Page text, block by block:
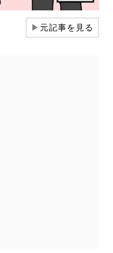
▶元記事を見る